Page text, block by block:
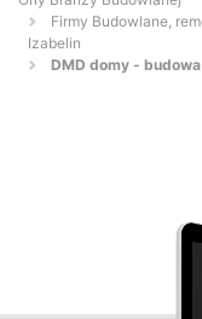
Firmy Budowlane,
Izabelin
DMD domy -